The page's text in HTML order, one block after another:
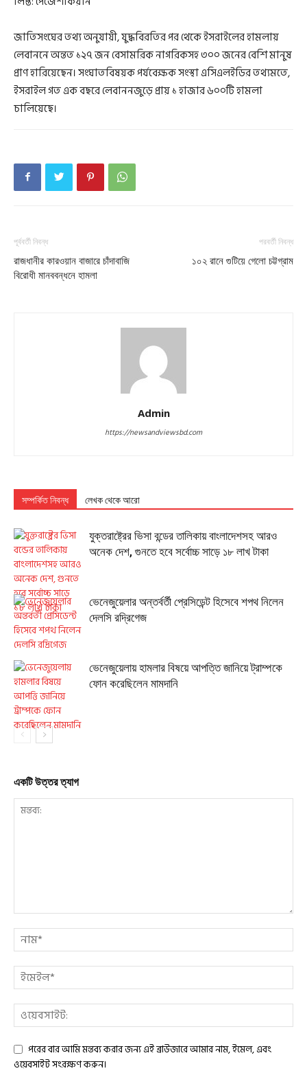
জাতিসংঘের তথ্য অনুযায়ী, যুদ্ধবিরতির পর থেকে ইসরাইলের হামলায়
লেবাননে অন্তত ১২৭ জন বেসামরিক নাগরিকসহ ৩০০ জনের বেশি মানুষ
প্রাণ হারিয়েছেন। সংঘাতবিষয়ক পর্যবেক্ষক সংস্থা এসিএলইডির তথ্যমতে,
ইসরাইল গত এক বছরে লেবাননজুড়ে প্রায় ১ হাজার ৬০০টি হামলা
চালিয়েছে।
পূর্ববর্তী নিবন্ধ
রাজধানীর কারওয়ান বাজারে চাঁদাবাজি
বিরোধী মানববন্ধনে হামলা
পরবর্তী নিবন্ধ
১০২ রানে গুটিয়ে গেলো চট্টগ্রাম
Admin
https://newsandviewsbd.com
সম্পর্কিত নিবন্ধ লেখক থেকে আরো
যুক্তরাষ্ট্রের ভিসা বন্ডের তালিকায় বাংলাদেশসহ আরও
অনেক দেশ, গুনতে হবে সর্বোচ্চ সাড়ে ১৮ লাখ টাকা
ভেনেজুয়েলার অন্তর্বর্তী প্রেসিডেন্ট হিসেবে শপথ নিলেন
দেলসি রদ্রিগেজ
ভেনেজুয়েলায় হামলার বিষয়ে আপত্তি জানিয়ে ট্রাম্পকে
ফোন করেছিলেন মামদানি
একটি উত্তর ত্যাগ
পরের বার আমি মন্তব্য করার জন্য এই ব্রাউজারে আমার নাম, ইমেল, এবং
ওয়েবসাইট সংরক্ষণ করুন।